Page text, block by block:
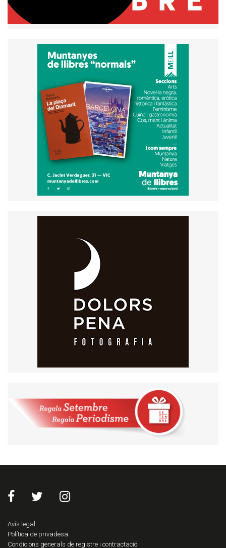
Avís legal
Política de privadesa
Condicions generals de registre i contractació